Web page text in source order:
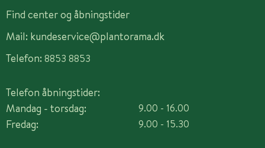
Find center og åbningstider
Mail: kundeservice@plantorama.dk
Telefon: 8853 8853
Telefon åbningstider:
Mandag - torsdag:
Fredag:
9.00 - 16.00
9.00 - 15.30